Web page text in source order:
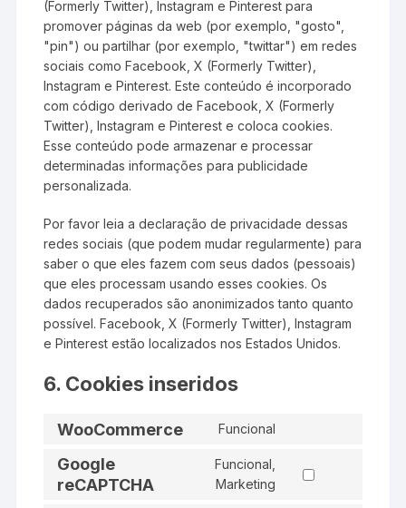
(Formerly Twitter), Instagram e Pinterest para
promover páginas da web (por exemplo, "gosto",
"pin") ou partilhar (por exemplo, "twittar") em redes
sociais como Facebook, X (Formerly Twitter),
Instagram e Pinterest. Este conteúdo é incorporado
com código derivado de Facebook, X (Formerly
Twitter), Instagram e Pinterest e coloca cookies.
Esse conteúdo pode armazenar e processar
determinadas informações para publicidade
personalizada.
Por favor leia a declaração de privacidade dessas
redes sociais (que podem mudar regularmente) para
saber o que eles fazem com seus dados (pessoais)
que eles processam usando esses cookies. Os
dados recuperados são anonimizados tanto quanto
possível. Facebook, X (Formerly Twitter), Instagram
e Pinterest estão localizados nos Estados Unidos.
6. Cookies inseridos
WooCommerce Funcional
service
Google
reCAPTCHA
Funcional,
Marketing
Consent